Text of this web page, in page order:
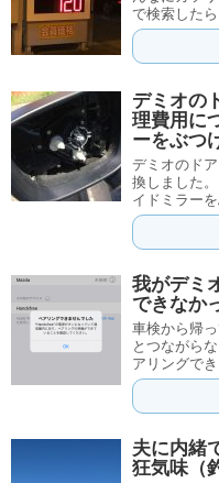
で検索した
デミオの
理費用に
ーをぶつ
デミオのド
換しました
イドミラー
我がデミ
できなか
車検から帰
とつながら
アリングで
夫に内緒
狂気味（